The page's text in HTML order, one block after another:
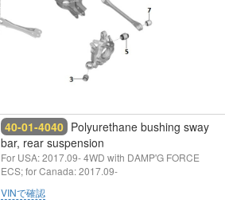
40-01-4040 Polyurethane bushing sway
bar, rear suspension
For USA: 2017.09- 4WD with DAMP'G FORCE
ECS; for Canada: 2017.09-
VINで確認